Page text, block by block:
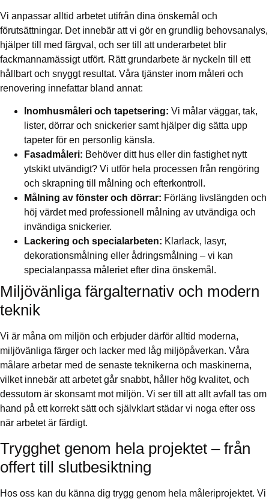
Vi anpassar alltid arbetet utifrån dina önskemål och
förutsättningar. Det innebär att vi gör en grundlig behovsanalys,
hjälper till med färgval, och ser till att underarbetet blir
fackmannamässigt utfört. Rätt grundarbete är nyckeln till ett
hållbart och snyggt resultat. Våra tjänster inom måleri och
renovering innefattar bland annat:
Inomhusmåleri och tapetsering: Vi målar väggar, tak,
lister, dörrar och snickerier samt hjälper dig sätta upp
tapeter för en personlig känsla.
Fasadmåleri: Behöver ditt hus eller din fastighet nytt
ytskikt utvändigt? Vi utför hela processen från rengöring
och skrapning till målning och efterkontroll.
Målning av fönster och dörrar: Förläng livslängden och
höj värdet med professionell målning av utvändiga och
invändiga snickerier.
Lackering och specialarbeten: Klarlack, lasyr,
dekorationsmålning eller ådringsmålning – vi kan
specialanpassa måleriet efter dina önskemål.
Miljövänliga färgalternativ och modern
teknik
Vi är måna om miljön och erbjuder därför alltid moderna,
miljövänliga färger och lacker med låg miljöpåverkan. Våra
målare arbetar med de senaste teknikerna och maskinerna,
vilket innebär att arbetet går snabbt, håller hög kvalitet, och
dessutom är skonsamt mot miljön. Vi ser till att allt avfall tas om
hand på ett korrekt sätt och självklart städar vi noga efter oss
när arbetet är färdigt.
Trygghet genom hela projektet – från
offert till slutbesiktning
Hos oss kan du känna dig trygg genom hela måleriprojektet. Vi